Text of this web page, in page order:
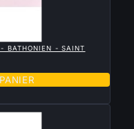
BATHONIEN - SAINT